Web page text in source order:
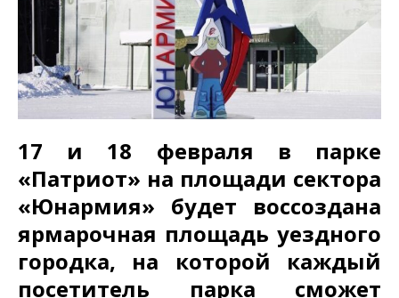
17 и 18 февраля в парке
«Патриот» на площади сектора
«Юнармия» будет воссоздана
ярмарочная площадь уездного
городка, на которой каждый
посетитель парка сможет